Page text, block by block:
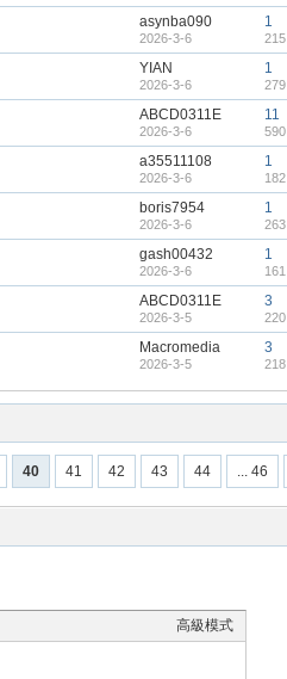
asynba090
2026-3-6
1
215
YIAN
2026-3-6
1
279
ABCD0311E
2026-3-6
11
590
a35511108
2026-3-6
1
182
boris7954
2026-3-6
1
263
gash00432
2026-3-6
1
161
ABCD0311E
2026-3-5
3
220
Macromedia
2026-3-5
3
218
40 41 42 43 44 ... 46
高級模式